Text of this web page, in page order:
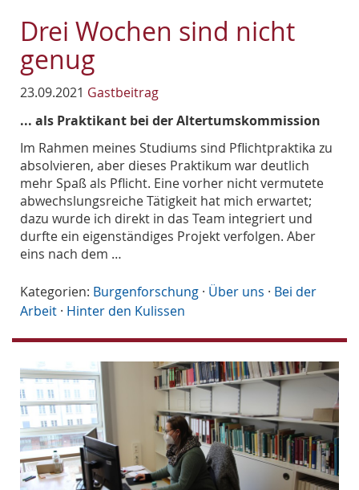
Drei Wochen sind nicht
genug
23.09.2021 Gastbeitrag
... als Praktikant bei der Altertumskommission
Im Rahmen meines Studiums sind Pflichtpraktika zu
absolvieren, aber dieses Praktikum war deutlich
mehr Spaß als Pflicht. Eine vorher nicht vermutete
abwechslungsreiche Tätigkeit hat mich erwartet;
dazu wurde ich direkt in das Team integriert und
durfte ein eigenständiges Projekt verfolgen. Aber
eins nach dem …
Kategorien: Burgenforschung · Über uns · Bei der
Arbeit · Hinter den Kulissen